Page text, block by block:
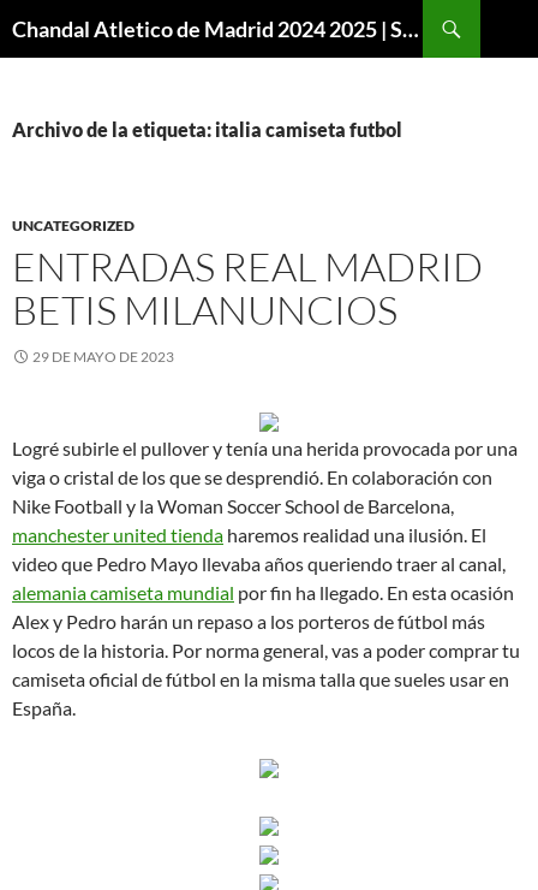
Chandal Atletico de Madrid 2024 2025 | SuperVigo
Archivo de la etiqueta: italia camiseta futbol
UNCATEGORIZED
ENTRADAS REAL MADRID
BETIS MILANUNCIOS
29 DE MAYO DE 2023
Logré subirle el pullover y tenía una herida provocada por una
viga o cristal de los que se desprendió. En colaboración con
Nike Football y la Woman Soccer School de Barcelona,
manchester united tienda haremos realidad una ilusión. El
video que Pedro Mayo llevaba años queriendo traer al canal,
alemania camiseta mundial por fin ha llegado. En esta ocasión
Alex y Pedro harán un repaso a los porteros de fútbol más
locos de la historia. Por norma general, vas a poder comprar tu
camiseta oficial de fútbol en la misma talla que sueles usar en
España.